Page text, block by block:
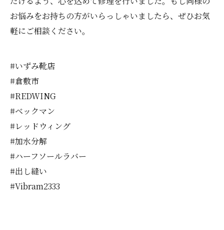
お悩みをお持ちの方がいらっしゃいましたら、ぜひお気
軽にご相談ください。
#いずみ靴店
#倉敷市
#REDWING
#ベックマン
#レッドウィング
#加水分解
#ハーフソールラバー
#出し縫い
#Vibram2333